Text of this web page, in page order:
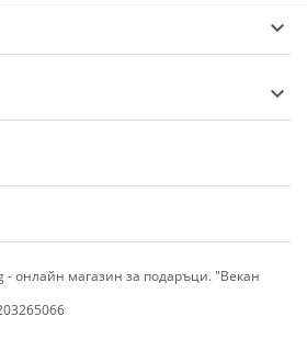
- онлайн магазин за подаръци. "Векан